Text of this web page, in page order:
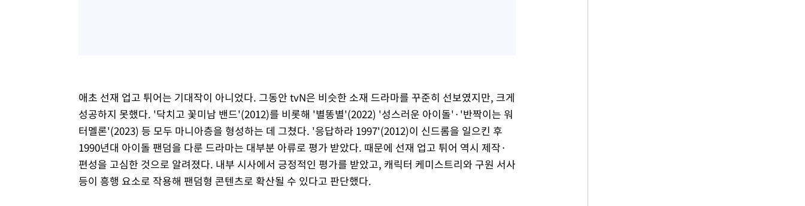
애초 선재 업고 튀어는 기대작이 아니었다. 그동안 tvN은 비슷한 소재 드라마를 꾸준히 선보였지만, 크게
성공하지 못했다. '닥치고 꽃미남 밴드'(2012)를 비롯해 '별똥별'(2022) '성스러운 아이돌'·'반짝이는 워
터멜론'(2023) 등 모두 마니아층을 형성하는 데 그쳤다. '응답하라 1997'(2012)이 신드롬을 일으킨 후
1990년대 아이돌 팬덤을 다룬 드라마는 대부분 아류로 평가 받았다. 때문에 선재 업고 튀어 역시 제작·
편성을 고심한 것으로 알려졌다. 내부 시사에서 긍정적인 평가를 받았고, 캐릭터 케미스트리와 구원 서사
등이 흥행 요소로 작용해 팬덤형 콘텐츠로 확산될 수 있다고 판단했다.